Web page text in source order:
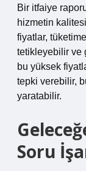
Bir itfaiye
hizmetin
fiyatlar,
tetikleyebilir ve
bu yüksek
tepki verebilir,
yaratabilir.
Soru